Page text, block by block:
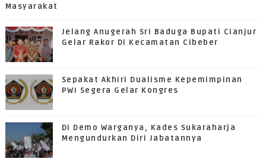
Masyarakat
Jelang Anugerah Sri Baduga Bupati Cianjur
Gelar Rakor Di Kecamatan Cibeber
Sepakat Akhiri Dualisme Kepemimpinan
PWI Segera Gelar Kongres
Di Demo Warganya, Kades Sukaraharja
Mengundurkan Diri Jabatannya